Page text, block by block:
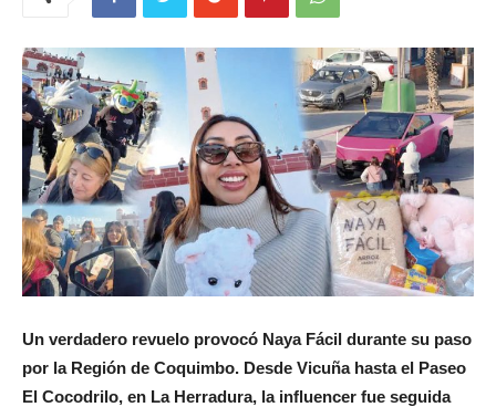
Un verdadero revuelo provocó Naya Fácil durante su paso
por la Región de Coquimbo. Desde Vicuña hasta el Paseo
El Cocodrilo, en La Herradura, la influencer fue seguida